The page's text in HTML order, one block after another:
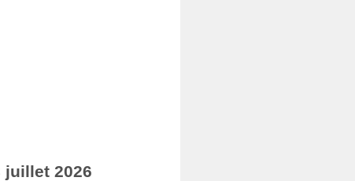
juillet 2026